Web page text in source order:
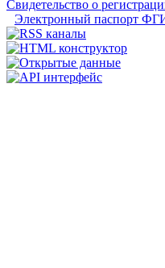
Свидетельство о
Электронный паспорт